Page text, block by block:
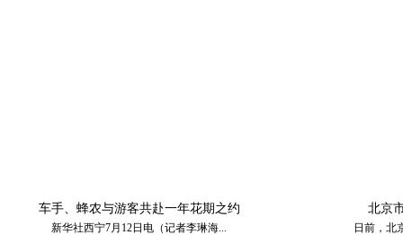
车手、蜂农与游客共赴一年花期之约
新华社西宁7月12日电（记者李琳海...
北京
日前，北